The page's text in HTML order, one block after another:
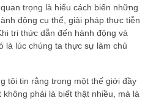
trọng là hiểu cách biến những
động cụ thể, giải pháp thực tiễn
tri thức dẫn đến hành động và
là lúc chúng ta thực sự làm chủ
tôi tin rằng trong một thế giới đầy
phải là biết thật nhiều, mà là